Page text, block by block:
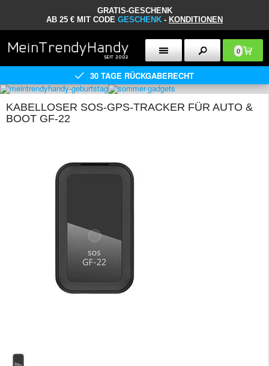
GRATIS-GESCHENK
AB 25 € MIT CODE GESCHENK - KONDITIONEN
0
30 TAGE RÜCKGABERECHT
KABELLOSER SOS-GPS-TRACKER FÜR AUTO &
BOOT GF-22